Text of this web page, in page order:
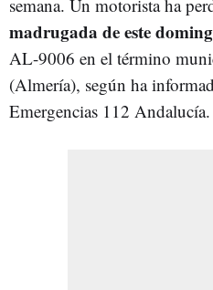
semana. Un motorista ha
madrugada de este
AL-9006 en el término
(Almería), según ha
Emergencias 112 Andalucía.